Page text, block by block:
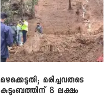
മഴക്കെടുതി; മരിച്ചവരുടെ
കുടുംബത്തിന് 8 ലക്ഷം